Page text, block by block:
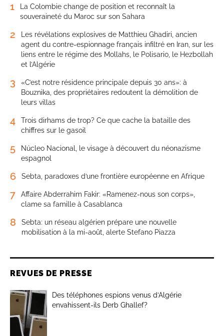
1
La Colombie change de position et reconnaît la
souveraineté du Maroc sur son Sahara
2
Les révélations explosives de Matthieu Ghadiri, ancien
agent du contre-espionnage français infiltré en Iran, sur les
liens entre le régime des Mollahs, le Polisario, le Hezbollah
et l’Algérie
3
«C’est notre résidence principale depuis 30 ans»: à
Bouznika, des propriétaires redoutent la démolition de
leurs villas
4
Trois dirhams de trop? Ce que cache la bataille des
chiffres sur le gasoil
5
Núcleo Nacional, le visage à découvert du néonazisme
espagnol
6 Sebta, paradoxes d’une frontière européenne en Afrique
7
Affaire Abderrahim Fakir: «Ramenez-nous son corps»,
clame sa famille à Casablanca
8
Sebta: un réseau algérien prépare une nouvelle
mobilisation à la mi-août, alerte Stefano Piazza
REVUES DE PRESSE
Des téléphones espions venus d’Algérie
envahissent-ils Derb Ghallef?